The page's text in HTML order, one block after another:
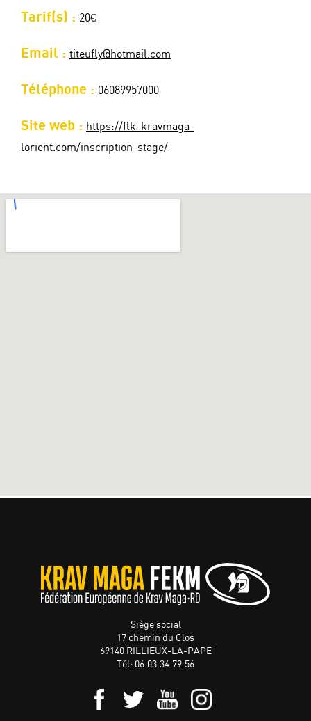
Tarif(s) : 20€
Email : titeufly@hotmail.com
Téléphone : 06089957000
Site web : https://flk-kravmaga-
lorient.com/inscription-stage/
Siège social
17 chemin du Clos
69140 RILLIEUX-LA-PAPE
Tél: 06.03.34.79.56